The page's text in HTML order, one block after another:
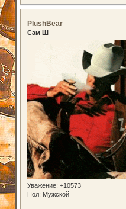
PlushBear
Сам Ш
Уважение: +10573
Пол: Мужской